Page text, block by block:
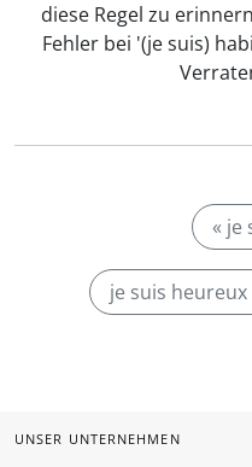
diese Regel zu
Fehler bei '(je suis)
« je
je suis
UNSER UNTERNEHMEN